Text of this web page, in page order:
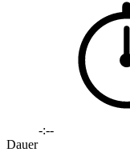
-:--
Dauer